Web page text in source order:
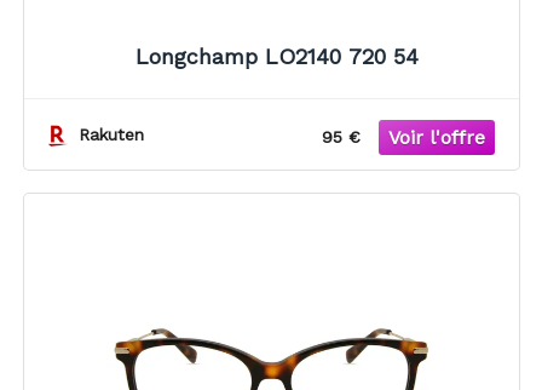
Longchamp LO2140 720 54
Rakuten 95 €